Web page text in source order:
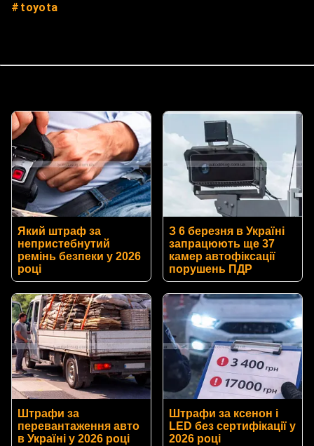
toyota
Який штраф за
непристебнутий
ремінь безпеки у 2026
році
З 6 березня в Україні
запрацюють ще 37
камер автофіксації
порушень ПДР
Штрафи за
перевантаження авто
в Україні у 2026 році
Штрафи за ксенон і
LED без сертифікації у
2026 році